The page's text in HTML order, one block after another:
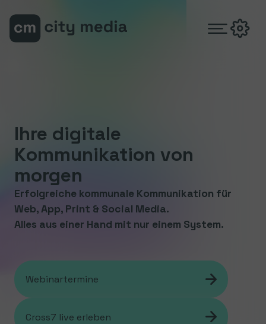
Zum Hauptinhalt springen
Zum Footer springen
Ihre digitale
Kommunikation von
morgen
Erfolgreiche kommunale Kommunikation für
Web, App, Print & Social Media.
Alles aus einer Hand mit nur einem System.
Webinartermine
Cross7 live erleben